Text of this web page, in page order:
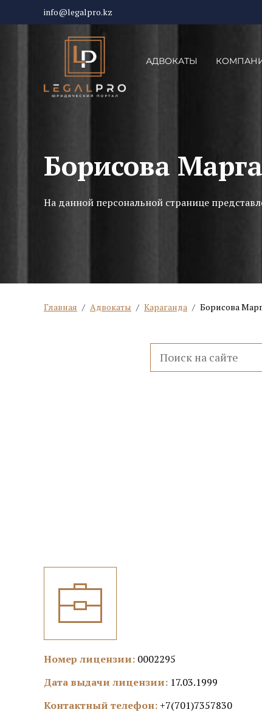
info@legalpro.kz
АДВОКАТЫ
Борисова
На данной персональной странице
Главная / Адвокаты / Караганда / Борисова
Номер лицензии: 0002295
Дата выдачи лицензии: 17.03.1999
Контактный телефон: +7(701)7357830